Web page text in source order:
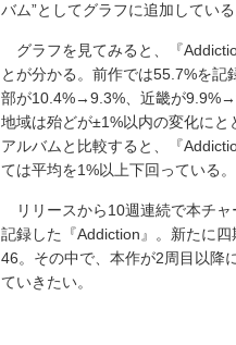
バム”としてグラフに追加している
グラフを見てみると、『
とが分かる。前作では55.7%を
部が10.4%→9.3%、近畿が
地域は殆どが±1%以内の変化に
アルバムと比較すると、『
ては平均を1%以上下回っている。
リリースから10週連続で本チャ
記録した『Addiction』。新たに
46。その中で、本作が2周目以降
ていきたい。